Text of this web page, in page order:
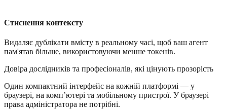
Стиснення контексту
Видаляє дублікати вмісту в реальному часі, щоб ваш агент
пам'ятав більше, використовуючи менше токенів.
Довіра дослідників та професіоналів, які цінують прозорість
Один компактний інтерфейс на кожній платформі — у
браузері, на комп’ютері та мобільному пристрої. У браузері
права адміністратора не потрібні.